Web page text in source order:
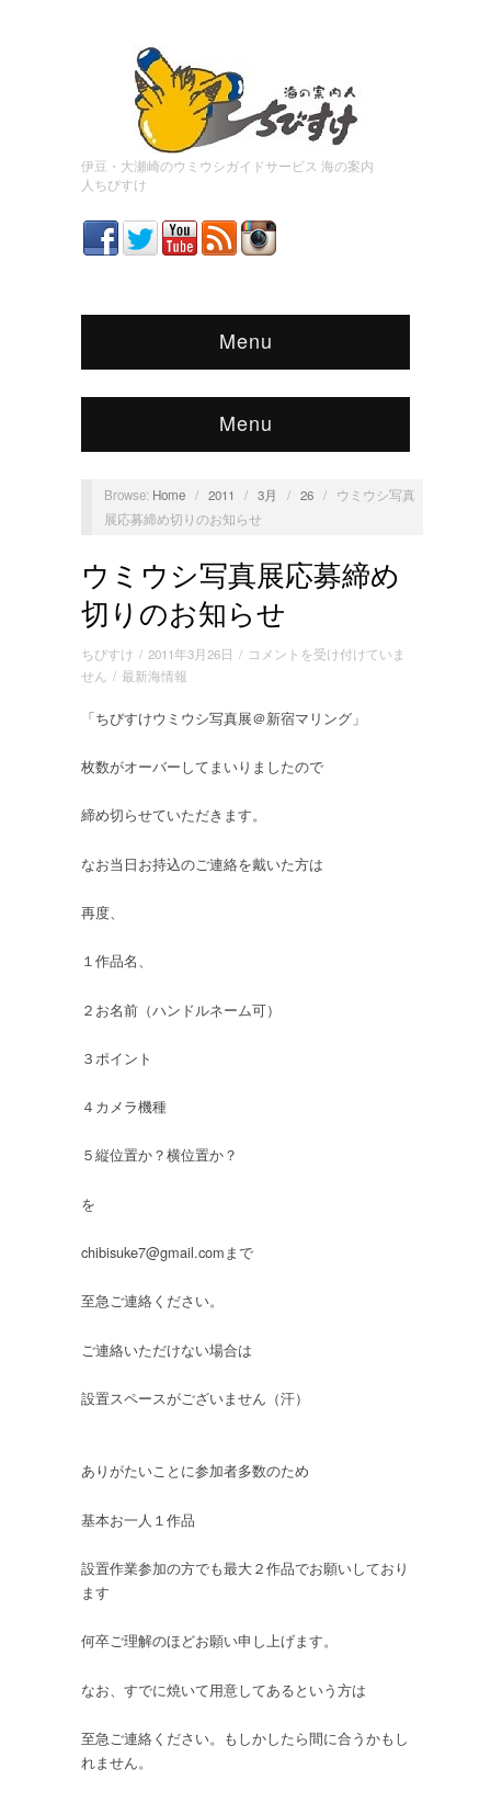
伊豆・大瀬崎のウミウシガイドサービス 海の案内
人ちびすけ
Menu
Menu
Browse: Home / 2011 / 3月 / 26 /
ウミウシ写真
展応募締め切りのお知らせ
ウミウシ写真展応募締め
切りのお知らせ
ちびすけ / 2011年3月26日 / ウ
シ
真
募
め
ら
コメントを受け付けていま
せん / 最新海情報
「ちびすけウミウシ写真展＠新宿マリング」
枚数がオーバーしてまいりましたので
締め切らせていただきます。
なお当日お持込のご連絡を戴いた方は
再度、
１作品名、
２お名前（ハンドルネーム可）
３ポイント
４カメラ機種
５縦位置か？横位置か？
を
chibisuke7@gmail.comまで
至急ご連絡ください。
ご連絡いただけない場合は
設置スペースがございません（汗）
ありがたいことに参加者多数のため
基本お一人１作品
設置作業参加の方でも最大２作品でお願いしており
ます
何卒ご理解のほどお願い申し上げます。
なお、すでに焼いて用意してあるという方は
至急ご連絡ください。もしかしたら間に合うかもし
れません。